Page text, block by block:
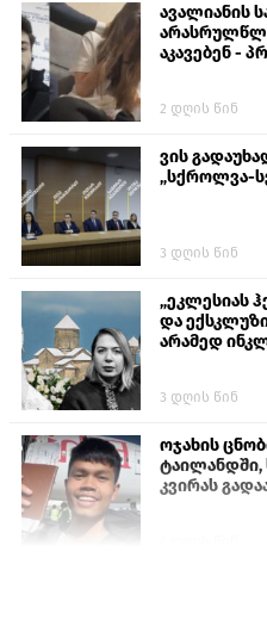
ავალიანის
აკავებენ -
2 დღის წინ
ვის
„სქროლვა-
3 დღის წინ
„ეკლესიას
და
არამედ
3 დღის წინ
ოჯახის
ტაილანდში,
კვირას